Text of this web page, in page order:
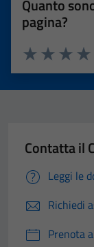
Quanto
pagina?
Valuta
Valuta 2
Valuta 1 stelle
Contatta il
Leggi le
Richiedi
Prenota